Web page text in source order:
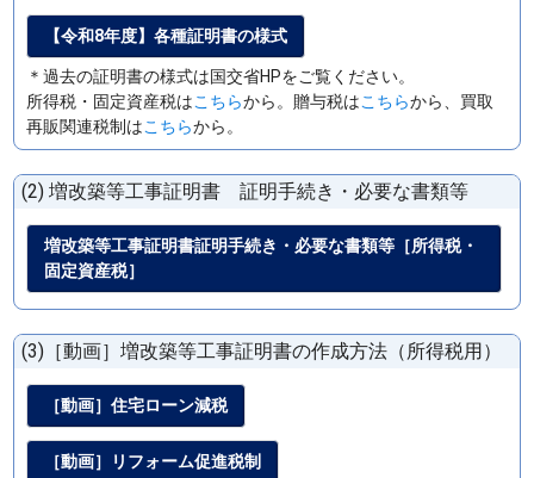
【令和8年度】各種証明書の様式
＊過去の証明書の様式は国交省HPをご覧ください。
所得税・固定資産税はこちらから。贈与税はこちらから、買取
再販関連税制はこちらから。
(2) 増改築等工事証明書 証明手続き・必要な書類等
増改築等工事証明書証明手続き・必要な書類等［所得税・
固定資産税］
(3)［動画］増改築等工事証明書の作成方法（所得税用）
［動画］住宅ローン減税
［動画］リフォーム促進税制